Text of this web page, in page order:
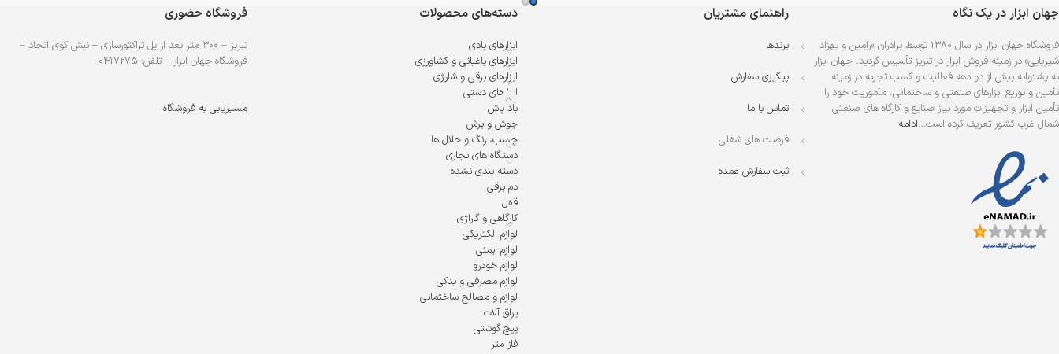
جهان ابزار در یک نگاه
فروشگاه جهان ابزار در سال 1380 توسط برادران «رامین و بهزاد
شیرپایی» در زمینه فروش ابزار در تبریز تأسیس گردید. جهان ابزار
به پشتوانه بیش از دو دهه فعالیت و کسب تجربه در زمینه
تأمین و توزیع ابزارهای صنعتی و ساختمانی، مأموریت خود را
تأمین ابزار و تجهیزات مورد نیاز صنایع و کارگاه های صنعتی
شمال غرب کشور تعریف کرده است…ادامه
راهنمای مشتریان
برندها
پیگیری سفارش
تماس با ما
فرصت های شغلی
ثبت سفارش عمده
دسته‌های محصولات
ابزارهای بادی
ابزارهای باغبانی و کشاورزی
ابزارهای برقی و شارژی
ابزارهای دستی
باد پاش
جوش و برش
چسب، رنگ و حلال ها
دستگاه های نجاری
دسته بندی نشده
دم برقی
قفل
کارگاهی و گاراژی
لوازم الکتریکی
لوازم ایمنی
لوازم خودرو
لوازم مصرفی و یدکی
لوازم و مصالح ساختمانی
یراق آلات
پیچ گوشتی
فاز متر
فروشگاه حضوری
تبریز – ۳۰۰ متر بعد از پل تراکتورسازی – نبش کوی اتحاد –
فروشگاه جهان ابزار – تلفن: 0417275
مسیریابی به فروشگاه